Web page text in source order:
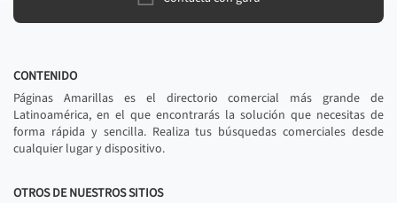
CONTENIDO
Páginas Amarillas es el directorio comercial más grande de
Latinoamérica, en el que encontrarás la solución que necesitas de
forma rápida y sencilla. Realiza tus búsquedas comerciales desde
cualquier lugar y dispositivo.
OTROS DE NUESTROS SITIOS